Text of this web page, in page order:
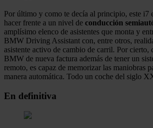
Por último y como te decía al principio, este i7
hacer frente a un nivel de conducción
amplísimo elenco de asistentes que monta y
BMW Driving Assistant con, entre otros,
asistente activo de cambio de carril. Por cierto,
BMW de nueva factura además de tener un
remoto, es capaz de memorizar las maniobras
manera automática. Todo un coche del siglo
En definitiva